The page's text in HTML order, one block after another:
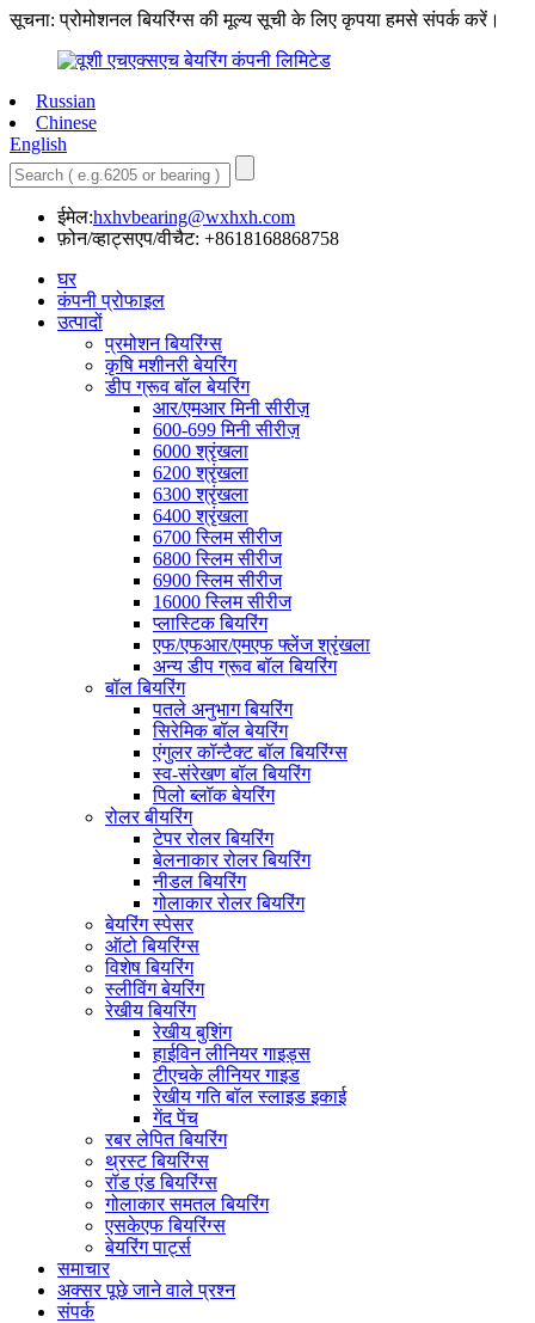
सूचना: प्रोमोशनल बियरिंग्स की मूल्य सूची के लिए कृपया हमसे संपर्क करें।
Russian
Chinese
English
ईमेल:hxhvbearing@wxhxh.com
फ़ोन/व्हाट्सएप/वीचैट: +8618168868758
घर
कंपनी प्रोफाइल
उत्पादों
प्रमोशन बियरिंग्स
कृषि मशीनरी बेयरिंग
डीप ग्रूव बॉल बेयरिंग
आर/एमआर मिनी सीरीज़
600-699 मिनी सीरीज़
6000 श्रृंखला
6200 श्रृंखला
6300 श्रृंखला
6400 श्रृंखला
6700 स्लिम सीरीज
6800 स्लिम सीरीज
6900 स्लिम सीरीज
16000 स्लिम सीरीज
प्लास्टिक बियरिंग
एफ/एफआर/एमएफ फ्लेंज श्रृंखला
अन्य डीप ग्रूव बॉल बियरिंग
बॉल बियरिंग
पतले अनुभाग बियरिंग
सिरेमिक बॉल बेयरिंग
एंगुलर कॉन्टैक्ट बॉल बियरिंग्स
स्व-संरेखण बॉल बियरिंग
पिलो ब्लॉक बेयरिंग
रोलर बीयरिंग
टेपर रोलर बियरिंग
बेलनाकार रोलर बियरिंग
नीडल बियरिंग
गोलाकार रोलर बियरिंग
बेयरिंग स्पेसर
ऑटो बियरिंग्स
विशेष बियरिंग
स्लीविंग बेयरिंग
रेखीय बियरिंग
रेखीय बुशिंग
हाईविन लीनियर गाइड्स
टीएचके लीनियर गाइड
रेखीय गति बॉल स्लाइड इकाई
गेंद पेंच
रबर लेपित बियरिंग
थ्रस्ट बियरिंग्स
रॉड एंड बियरिंग्स
गोलाकार समतल बियरिंग
एसकेएफ बियरिंग्स
बेयरिंग पार्ट्स
समाचार
अक्सर पूछे जाने वाले प्रश्न
संपर्क